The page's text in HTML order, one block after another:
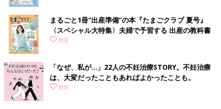
不妊治療において排卵のタイミングを測ることは不可欠です。
クリニックでタイミング法を実施する場合、排卵していれば排卵
の時期を正確に測り、排卵がうまくいっていなければ排卵誘発を
行います。
まるごと1冊“出産準備”の本『たまごクラブ 夏号』
〈スペシャル大特集〉夫婦で予習する 出産の教科書
妊活
「なぜ、私が…」22人の不妊治療STORY。不妊治療
は、大変だったこともあればよかったことも。
妊活